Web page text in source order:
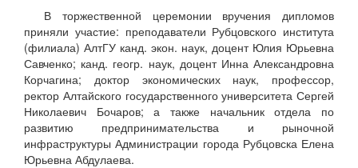
В торжественной церемонии вручения дипломов
приняли участие: преподаватели Рубцовского института
(филиала) АлтГУ канд. экон. наук, доцент Юлия Юрьевна
Савченко; канд. геогр. наук, доцент Инна Александровна
Корчагина; доктор экономических наук, профессор,
ректор Алтайского государственного университета Сергей
Николаевич Бочаров; а также начальник отдела по
развитию предпринимательства и рыночной
инфраструктуры Администрации города Рубцовска Елена
Юрьевна Абдулаева.